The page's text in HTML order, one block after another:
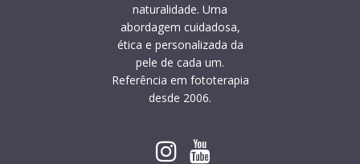
naturalidade. Uma
abordagem cuidadosa,
ética e personalizada da
pele de cada um.
Referência em fototerapia
desde 2006.